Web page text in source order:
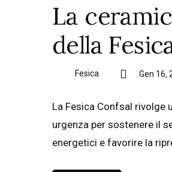
La
della
Fesica Gen 16,
La Fesica Confsal rivolge
urgenza per sostenere il
energetici e favorire la